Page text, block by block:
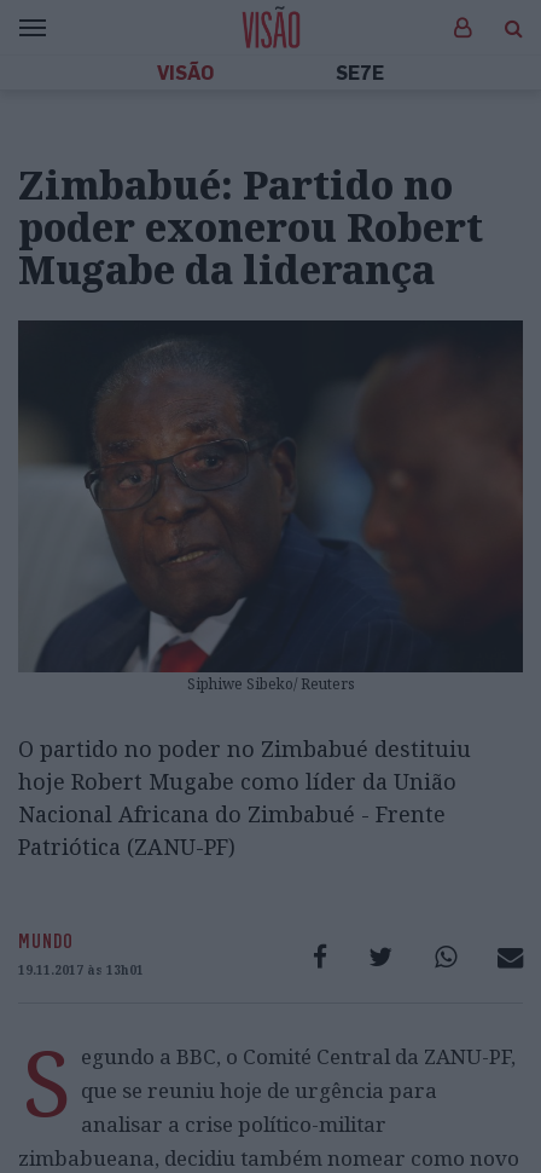
VISÃO SE7E
Zimbabué: Partido no
poder exonerou Robert
Mugabe da liderança
Siphiwe Sibeko/ Reuters
O partido no poder no Zimbabué destituiu
hoje Robert Mugabe como líder da União
Nacional Africana do Zimbabué - Frente
Patriótica (ZANU-PF)
MUNDO
19.11.2017 às 13h01
S egundo a BBC, o Comité Central da ZANU-PF,
que se reuniu hoje de urgência para
analisar a crise político-militar
zimbabueana, decidiu também nomear como novo